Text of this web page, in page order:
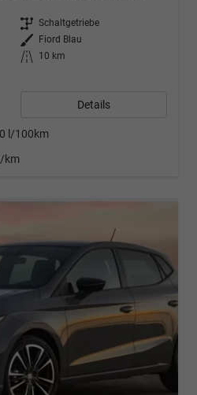
Getriebe Schaltgetriebe
Außenfarbe
Fiord Blau
Kilometerstand
10 km
Details
l/100km
km